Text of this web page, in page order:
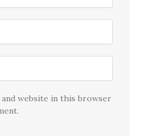
and website in this browser